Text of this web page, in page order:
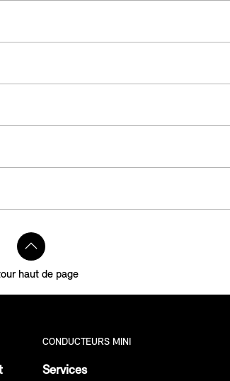
haut de page
CONDUCTEURS MINI
Services